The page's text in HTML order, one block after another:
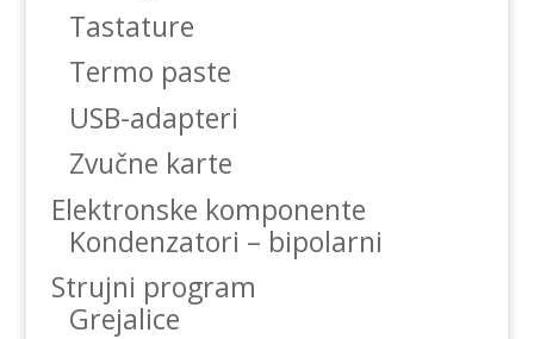
Tastature
Termo paste
USB-adapteri
Zvučne karte
Elektronske komponente
Kondenzatori – bipolarni
Strujni program
Grejalice